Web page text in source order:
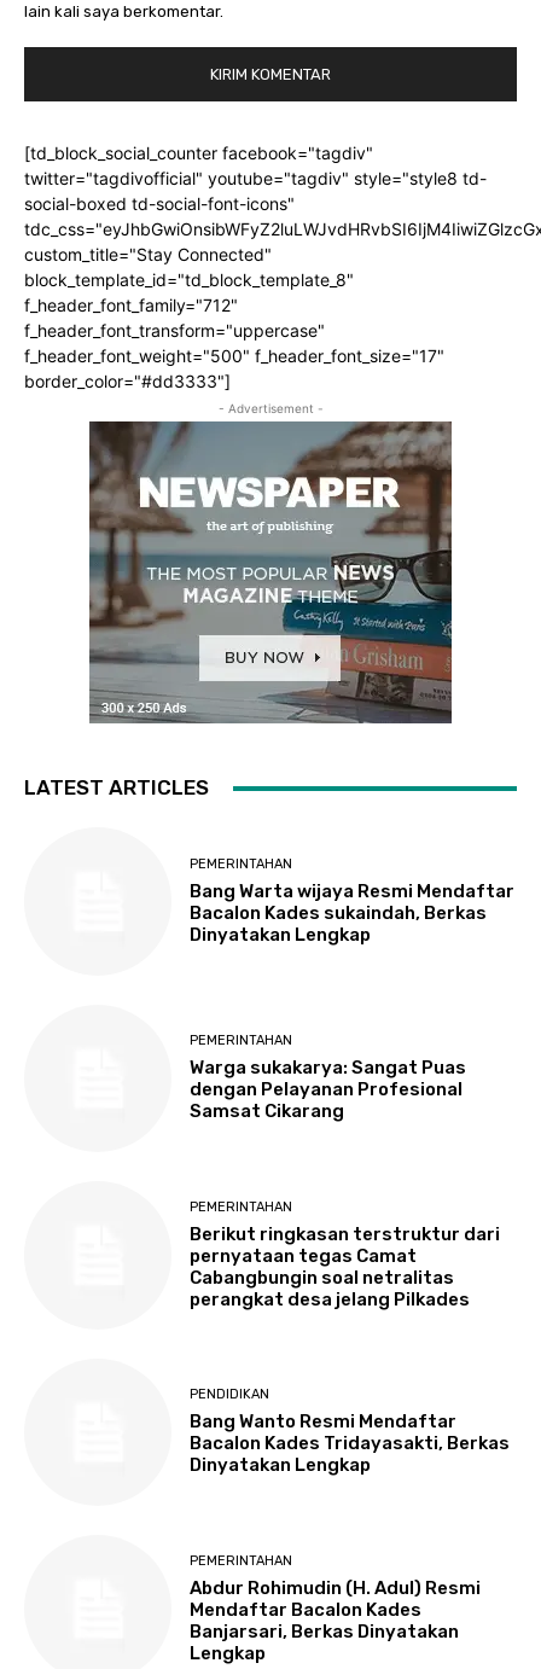
lain kali saya berkomentar.
[td_block_social_counter facebook="tagdiv"
twitter="tagdivofficial" youtube="tagdiv" style="style8 td-
social-boxed td-social-font-icons"
custom_title="Stay Connected"
block_template_id="td_block_template_8"
f_header_font_family="712"
f_header_font_transform="uppercase"
f_header_font_weight="500" f_header_font_size="17"
border_color="#dd3333"]
- Advertisement -
LATEST ARTICLES
PEMERINTAHAN
Bang Warta wijaya Resmi Mendaftar
Bacalon Kades sukaindah, Berkas
Dinyatakan Lengkap
PEMERINTAHAN
Warga sukakarya: Sangat Puas
dengan Pelayanan Profesional
Samsat Cikarang
PEMERINTAHAN
Berikut ringkasan terstruktur dari
pernyataan tegas Camat
Cabangbungin soal netralitas
perangkat desa jelang Pilkades
PENDIDIKAN
Bang Wanto Resmi Mendaftar
Bacalon Kades Tridayasakti, Berkas
Dinyatakan Lengkap
PEMERINTAHAN
Abdur Rohimudin (H. Adul) Resmi
Mendaftar Bacalon Kades
Banjarsari, Berkas Dinyatakan
Lengkap